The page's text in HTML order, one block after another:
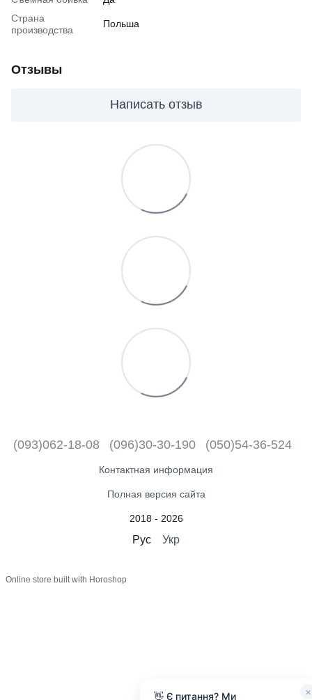
Страна
производства
Польша
Отзывы
Написать отзыв
(093)062-18-08 (096)30-30-190 (050)54-36-524
Контактная информация
Полная версия сайта
2018 - 2026
Рус Укр
Online store built with Horoshop
×
👋 Є питання? Ми